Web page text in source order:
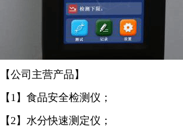
【公司主营产品】
【1】食品安全检测仪；
【2】水分快速测定仪；